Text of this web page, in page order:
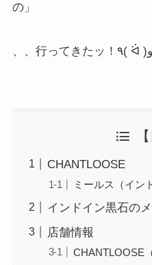
の」
CHANTLOOSE
ミールス（イン
インドイン黒石の
店舗情報
CHANTLOOSE